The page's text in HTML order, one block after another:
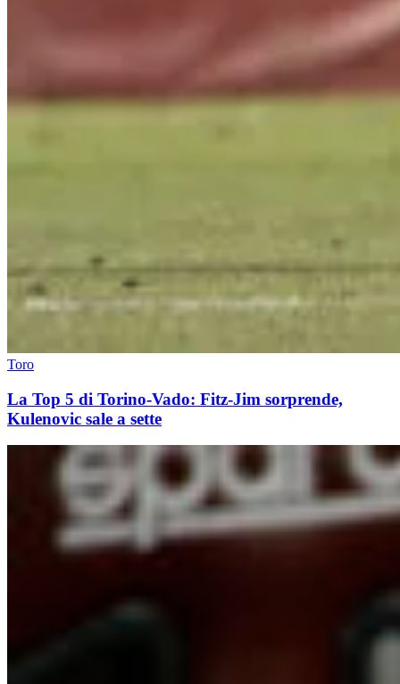
Toro
La Top 5 di Torino-Vado: Fitz-Jim sorprende,
Kulenovic sale a sette